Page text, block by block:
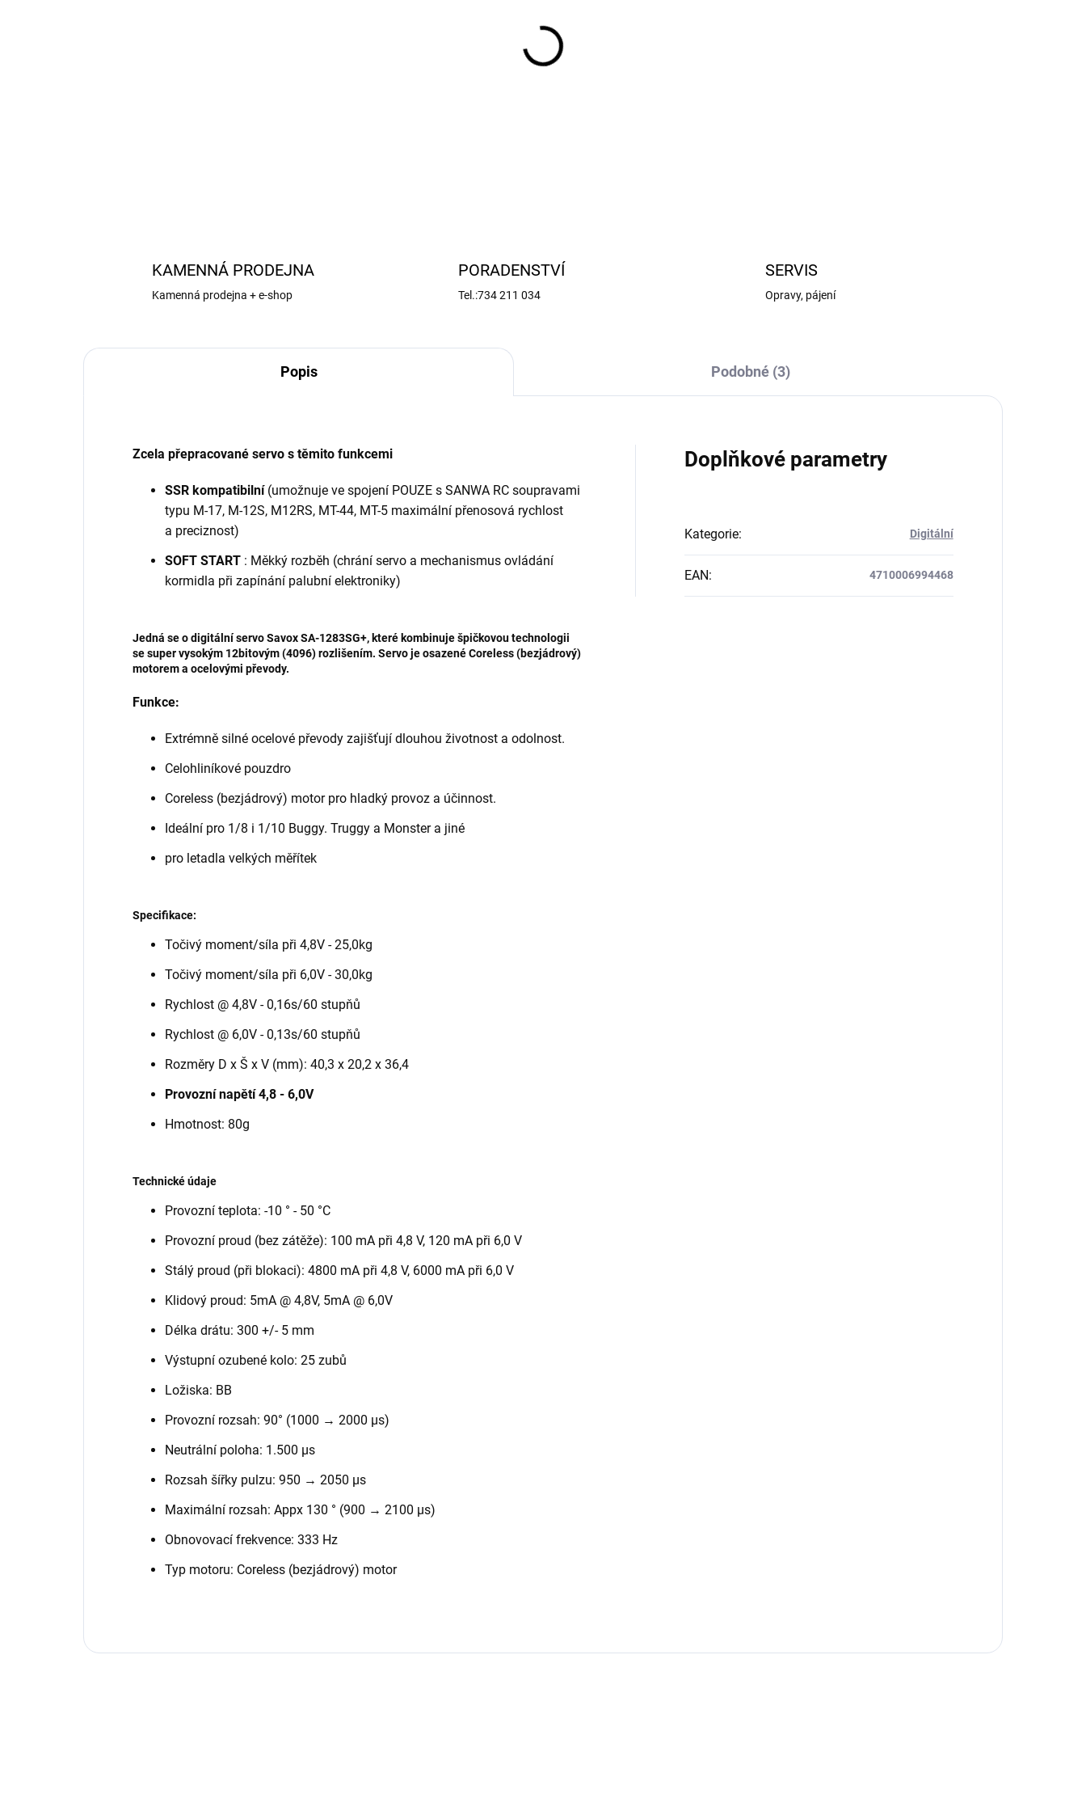
KAMENNÁ PRODEJNA
Kamenná prodejna + e-shop
PORADENSTVÍ
Tel.:734 211 034
SERVIS
Opravy, pájení
Popis Podobné (3)
Zcela přepracované servo s těmito funkcemi
SSR kompatibilní(umožnuje ve spojení POUZE s SANWA RC soupravami
typu M-17, M-12S, M12RS, MT-44, MT-5 maximální přenosová rychlost
a preciznost)
SOFT START : Měkký rozběh (chrání servo a mechanismus ovládání
kormidla při zapínání palubní elektroniky)
Jedná se o digitální servo Savox SA-1283SG+, které kombinuje špičkovou technologii
se super vysokým 12bitovým (4096) rozlišením. Servo je osazené Coreless (bezjádrový)
motorem a ocelovými převody.
Funkce:
Extrémně silné ocelové převody zajišťují dlouhou životnost a odolnost.
Celohliníkové pouzdro
Coreless (bezjádrový) motor pro hladký provoz a účinnost.
Ideální pro 1/8 i 1/10 Buggy. Truggy a Monster a jiné
pro letadla velkých měřítek
Specifikace:
Točivý moment/síla při 4,8V - 25,0kg
Točivý moment/síla při 6,0V - 30,0kg
Rychlost @ 4,8V - 0,16s/60 stupňů
Rychlost @ 6,0V - 0,13s/60 stupňů
Rozměry D x Š x V (mm): 40,3 x 20,2 x 36,4
Provozní napětí 4,8 - 6,0V
Hmotnost: 80g
Technické údaje
Provozní teplota: -10 ° - 50 °C
Provozní proud (bez zátěže): 100 mA při 4,8 V, 120 mA při 6,0 V
Stálý proud (při blokaci): 4800 mA při 4,8 V, 6000 mA při 6,0 V
Klidový proud: 5mA @ 4,8V, 5mA @ 6,0V
Délka drátu: 300 +/- 5 mm
Výstupní ozubené kolo: 25 zubů
Ložiska: BB
Provozní rozsah: 90° (1000 → 2000 µs)
Neutrální poloha: 1.500 µs
Rozsah šířky pulzu: 950 → 2050 µs
Maximální rozsah: Appx 130 ° (900 → 2100 µs)
Obnovovací frekvence: 333 Hz
Typ motoru: Coreless (bezjádrový) motor
Doplňkové parametry
Kategorie: Digitální
EAN: 4710006994468